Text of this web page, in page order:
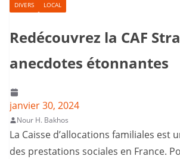
DIVERS LOCAL
Redécouvrez la CAF
anecdotes étonnantes
janvier 30, 2024
Nour H. Bakhos
La Caisse d’allocations familiales est
des prestations sociales en France.